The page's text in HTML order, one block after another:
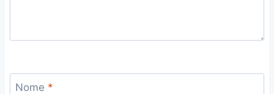
Nome *